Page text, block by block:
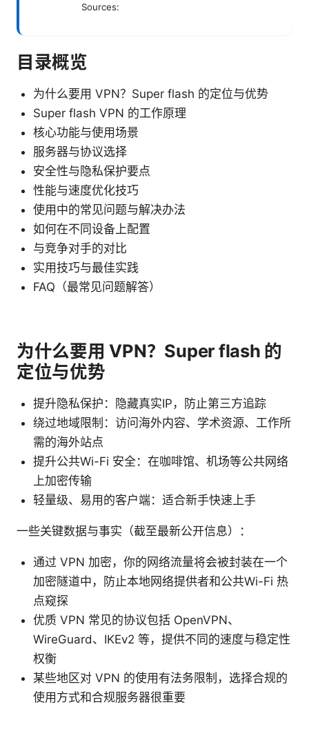
Sources:
目录概览
为什么要用 VPN？Super flash 的定位与优势
Super flash VPN 的工作原理
核心功能与使用场景
服务器与协议选择
安全性与隐私保护要点
性能与速度优化技巧
使用中的常见问题与解决办法
如何在不同设备上配置
与竞争对手的对比
实用技巧与最佳实践
FAQ（最常见问题解答）
为什么要用 VPN？Super flash 的
定位与优势
提升隐私保护：隐藏真实IP，防止第三方追踪
绕过地域限制：访问海外内容、学术资源、工作所
需的海外站点
提升公共Wi-Fi 安全：在咖啡馆、机场等公共网络
上加密传输
轻量级、易用的客户端：适合新手快速上手
一些关键数据与事实（截至最新公开信息）：
通过 VPN 加密，你的网络流量将会被封装在一个
加密隧道中，防止本地网络提供者和公共Wi-Fi 热
点窥探
优质 VPN 常见的协议包括 OpenVPN、
WireGuard、IKEv2 等，提供不同的速度与稳定性
权衡
某些地区对 VPN 的使用有法务限制，选择合规的
使用方式和合规服务器很重要